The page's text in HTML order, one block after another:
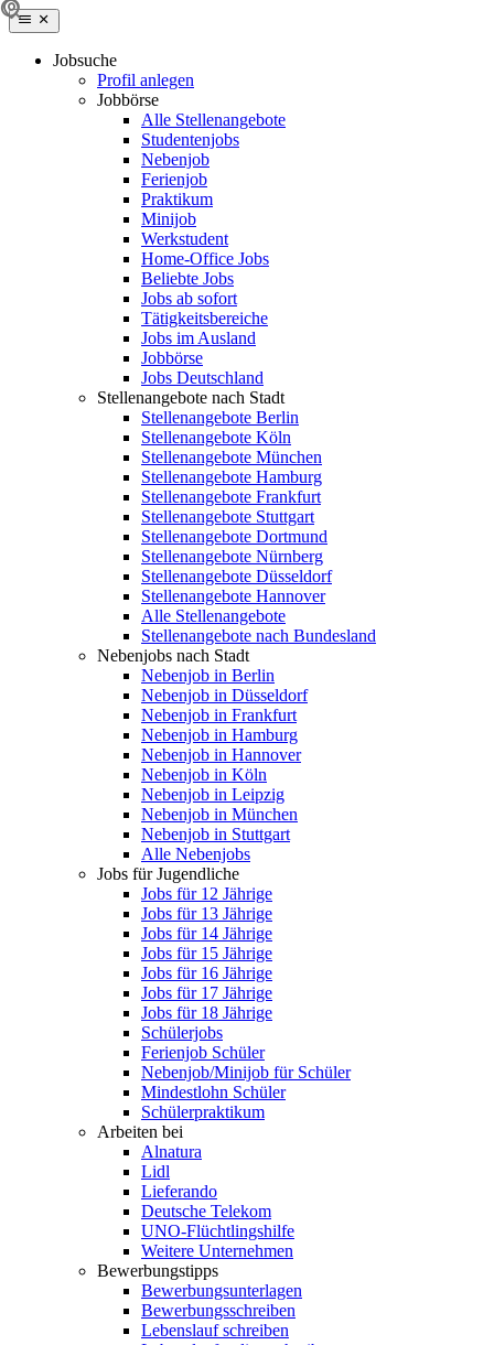
Jobsuche
Profil anlegen
Jobbörse
Alle Stellenangebote
Studentenjobs
Nebenjob
Ferienjob
Praktikum
Minijob
Werkstudent
Home-Office Jobs
Beliebte Jobs
Jobs ab sofort
Tätigkeitsbereiche
Jobs im Ausland
Jobbörse
Jobs Deutschland
Stellenangebote nach Stadt
Stellenangebote Berlin
Stellenangebote Köln
Stellenangebote München
Stellenangebote Hamburg
Stellenangebote Frankfurt
Stellenangebote Stuttgart
Stellenangebote Dortmund
Stellenangebote Nürnberg
Stellenangebote Düsseldorf
Stellenangebote Hannover
Alle Stellenangebote
Stellenangebote nach Bundesland
Nebenjobs nach Stadt
Nebenjob in Berlin
Nebenjob in Düsseldorf
Nebenjob in Frankfurt
Nebenjob in Hamburg
Nebenjob in Hannover
Nebenjob in Köln
Nebenjob in Leipzig
Nebenjob in München
Nebenjob in Stuttgart
Alle Nebenjobs
Jobs für Jugendliche
Jobs für 12 Jährige
Jobs für 13 Jährige
Jobs für 14 Jährige
Jobs für 15 Jährige
Jobs für 16 Jährige
Jobs für 17 Jährige
Jobs für 18 Jährige
Schülerjobs
Ferienjob Schüler
Nebenjob/Minijob für Schüler
Mindestlohn Schüler
Schülerpraktikum
Arbeiten bei
Alnatura
Lidl
Lieferando
Deutsche Telekom
UNO-Flüchtlingshilfe
Weitere Unternehmen
Bewerbungstipps
Bewerbungsunterlagen
Bewerbungsschreiben
Lebenslauf schreiben